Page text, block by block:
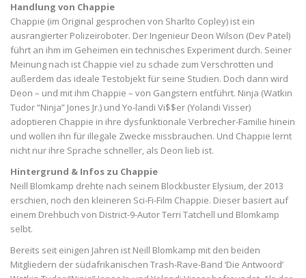
Handlung von Chappie
Chappie (im Original gesprochen von Sharlto Copley) ist ein
ausrangierter Polizeiroboter. Der Ingenieur Deon Wilson (Dev Patel)
führt an ihm im Geheimen ein technisches Experiment durch. Seiner
Meinung nach ist Chappie viel zu schade zum Verschrotten und
außerdem das ideale Testobjekt für seine Studien. Doch dann wird
Deon – und mit ihm Chappie – von Gangstern entführt. Ninja (Watkin
Tudor “Ninja” Jones Jr.) und Yo-landi Vi$$er (Yolandi Visser)
adoptieren Chappie in ihre dysfunktionale Verbrecher-Familie hinein
und wollen ihn für illegale Zwecke missbrauchen. Und Chappie lernt
nicht nur ihre Sprache schneller, als Deon lieb ist.
Hintergrund & Infos zu Chappie
Neill Blomkamp drehte nach seinem Blockbuster Elysium, der 2013
erschien, noch den kleineren Sci-Fi-Film Chappie. Dieser basiert auf
einem Drehbuch von District-9-Autor Terri Tatchell und Blomkamp
selbt.
Bereits seit einigen Jahren ist Neill Blomkamp mit den beiden
Mitgliedern der südafrikanischen Trash-Rave-Band ‘Die Antwoord’